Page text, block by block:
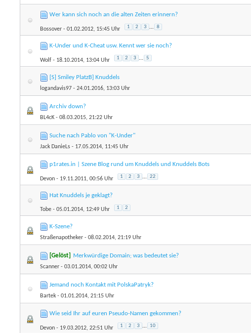
Wer kann sich noch an die alten Zeiten erinnern?
Bossover - 01.02.2012, 15:45 Uhr 1 2 3 ... 8
K-Under und K-Cheat usw. Kennt wer sie noch?
Wolf - 18.10.2014, 13:04 Uhr 1 2 3 ... 5
[S] Smiley PlatzB] Knuddels
logandavis97 - 24.01.2016, 13:03 Uhr
Archiv down?
BL4cK - 08.03.2015, 21:22 Uhr
Suche nach Pablo von "K-Under"
Jack DanieLs - 17.05.2014, 11:45 Uhr
p1rates.in | Szene Blog rund um Knuddels und Knuddels Bots
Devon - 19.11.2011, 00:56 Uhr 1 2 3 ... 22
Hat Knuddels je geklagt?
Tobe - 05.01.2014, 12:49 Uhr 1 2
K-Szene?
Straßenapotheker - 08.02.2014, 21:19 Uhr
[Gelöst] Merkwürdige Domain; was bedeutet sie?
Scanner - 03.01.2014, 00:02 Uhr
Jemand noch Kontakt mit PolskaPatryk?
Bartek - 01.01.2014, 21:15 Uhr
Wie seid Ihr auf euren Pseudo-Namen gekommen?
Devon - 19.03.2012, 22:51 Uhr 1 2 3 ... 10